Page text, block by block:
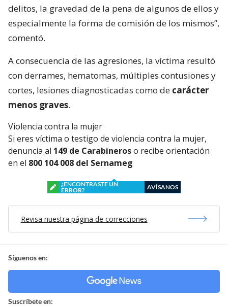
delitos, la gravedad de la pena de algunos de ellos y
especialmente la forma de comisión de los mismos”,
comentó.
A consecuencia de las agresiones, la víctima resultó
con derrames, hematomas, múltiples contusiones y
cortes, lesiones diagnosticadas como de carácter
menos graves.
Violencia contra la mujer
Si eres víctima o testigo de violencia contra la mujer,
denuncia al 149 de Carabineroso recibe orientación
en el 800 104 008 del Sernameg
¿ENCONTRASTE UN
ERROR?
AVÍSANOS
Revisa nuestra página de correcciones
Síguenos en:
Suscríbete en: